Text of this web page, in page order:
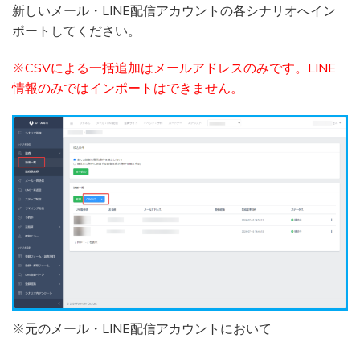
新しいメール・LINE配信アカウントの各シナリオへイン
ポートしてください。
※CSVによる一括追加はメールアドレスのみです。LINE
情報のみではインポートはできません。
※元のメール・LINE配信アカウントにおいて